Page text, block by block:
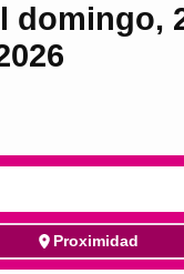
domingo,
Proximidad